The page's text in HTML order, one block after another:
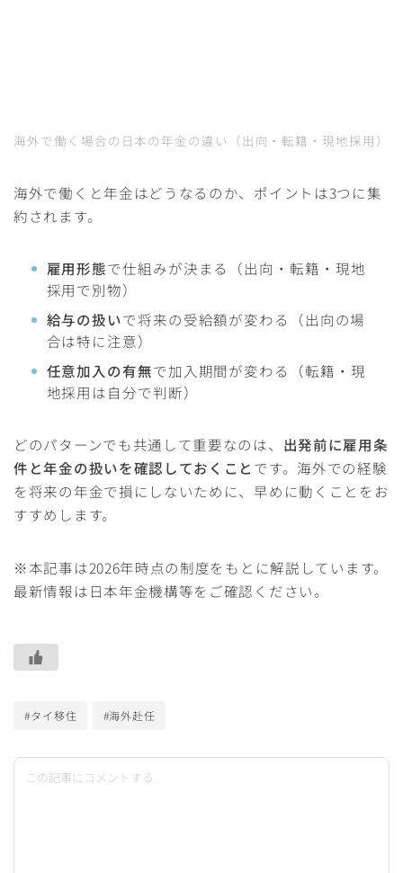
海外で働く場合の日本の年金の違い（出向・転籍・現地採用）
海外で働くと年金はどうなるのか、ポイントは3つに集
約されます。
雇用形態で仕組みが決まる（出向・転籍・現地
採用で別物）
給与の扱いで将来の受給額が変わる（出向の場
合は特に注意）
任意加入の有無で加入期間が変わる（転籍・現
地採用は自分で判断）
どのパターンでも共通して重要なのは、 出発前に雇用条
件と年金の扱いを確認しておくこと です。海外での経験
を将来の年金で損にしないために、早めに動くことをお
すすめします。
※本記事は2026年時点の制度をもとに解説しています。
最新情報は日本年金機構等をご確認ください。
#タイ移住 #海外赴任